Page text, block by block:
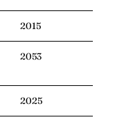
2015
2053
2025